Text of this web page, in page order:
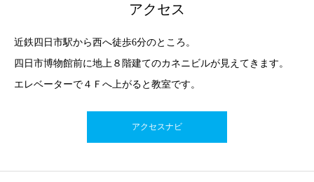
アクセス
近鉄四日市駅から西へ徒歩6分のところ。
四日市博物館前に地上８階建てのカネニビルが見えてきます。
エレベーターで４Ｆへ上がると教室です。
アクセスナビ